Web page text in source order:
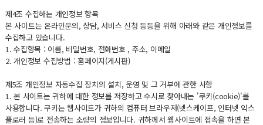
제4조 수집하는 개인정보 항목
본 사이트는 온라인문의, 상담, 서비스 신청 등등을 위해 아래와 같은 개인정보를
수집하고 있습니다.
1. 수집항목 : 이름, 비밀번호, 전화번호 , 주소, 이메일
2. 개인정보 수집방법 : 홈페이지(게시판)
제5조 개인정보 자동수집 장치의 설치, 운영 및 그 거부에 관한 사항
1. 본 사이트는 귀하에 대한 정보를 저장하고 수시로 찾아내는 '쿠키(cookie)'를
사용합니다. 쿠키는 웹사이트가 귀하의 컴퓨터 브라우저(넷스케이프, 인터넷 익스
플로러 등)로 전송하는 소량의 정보입니다. 귀하께서 웹사이트에 접속을 하면 본